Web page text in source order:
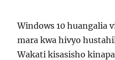
Windows 10 huangalia
mara kwa hivyo
Wakati kisasisho